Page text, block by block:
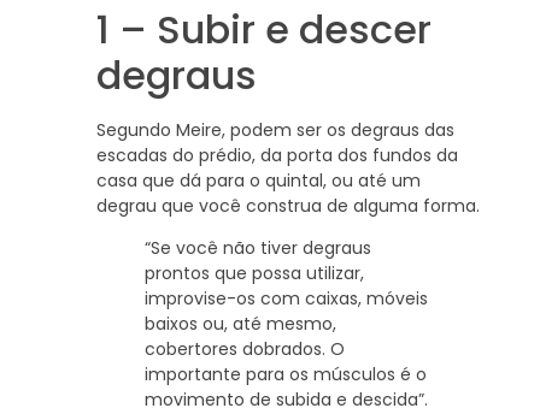
1 – Subir e descer
degraus
Segundo Meire, podem ser os degraus das
escadas do prédio, da porta dos fundos da
casa que dá para o quintal, ou até um
degrau que você construa de alguma forma.
“Se você não tiver degraus
prontos que possa utilizar,
improvise-os com caixas, móveis
baixos ou, até mesmo,
cobertores dobrados. O
importante para os músculos é o
movimento de subida e descida”.